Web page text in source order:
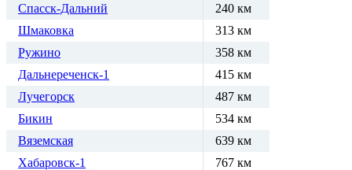
Спасск-Дальний
240 км
Шмаковка
313 км
Ружино
358 км
Дальнереченск-1
415 км
Лучегорск
487 км
Бикин
534 км
Вяземская
639 км
Хабаровск-1
767 км